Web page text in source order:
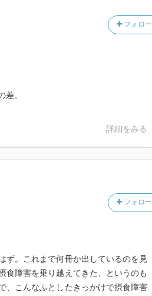
フォロー
。
詳細をみる
フォロー
ず。これまで何冊か出しているのを見
食障害を乗り越えてきた、というのも
、こんなふとしたきっかけで摂食障害